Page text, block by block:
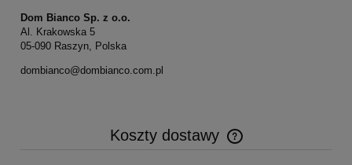
Dom Bianco Sp. z o.o.
Al. Krakowska 5
05-090 Raszyn, Polska
dombianco@dombianco.com.pl
Koszty dostawy
Cena nie zawiera ewentualnych kosztów płatności